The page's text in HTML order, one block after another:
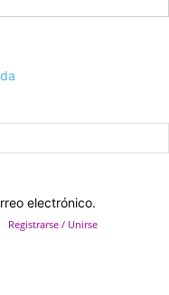
electrónico.
Registrarse / Unirse